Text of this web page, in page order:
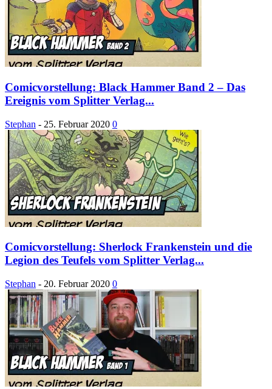
Comicvorstellung: Black Hammer Band 2 – Das
Ereignis vom Splitter Verlag...
Stephan - 25. Februar 2020 0
Comicvorstellung: Sherlock Frankenstein und die
Legion des Teufels vom Splitter Verlag...
Stephan - 20. Februar 2020 0